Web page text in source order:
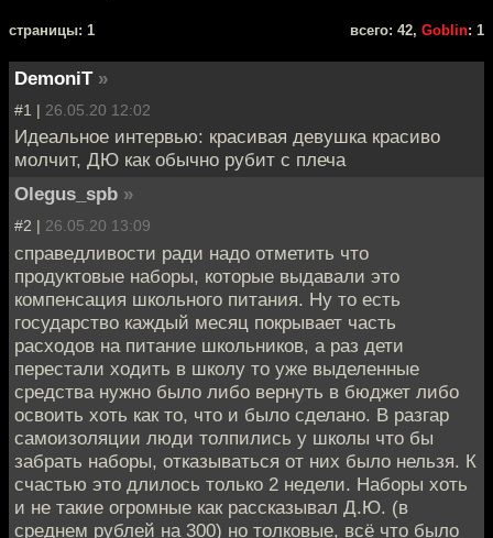
cтраницы: 1 всего: 42, Goblin: 1
DemoniT »
#1 | 26.05.20 12:02
Идеальное интервью: красивая девушка красиво
молчит, ДЮ как обычно рубит с плеча
Olegus_spb »
#2 | 26.05.20 13:09
справедливости ради надо отметить что
продуктовые наборы, которые выдавали это
компенсация школьного питания. Ну то есть
государство каждый месяц покрывает часть
расходов на питание школьников, а раз дети
перестали ходить в школу то уже выделенные
средства нужно было либо вернуть в бюджет либо
освоить хоть как то, что и было сделано. В разгар
самоизоляции люди толпились у школы что бы
забрать наборы, отказываться от них было нельзя. К
счастью это длилось только 2 недели. Наборы хоть
и не такие огромные как рассказывал Д.Ю. (в
среднем рублей на 300) но толковые, всё что было